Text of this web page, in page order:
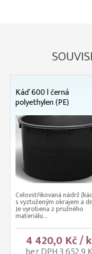
Káď 600 l černá
polyethylen (PE)
Celovstřikovaná nádrž
s vyztuženým okrajem a
Je vyrobena z pružného
materiálu...
4 420,0 Kč /